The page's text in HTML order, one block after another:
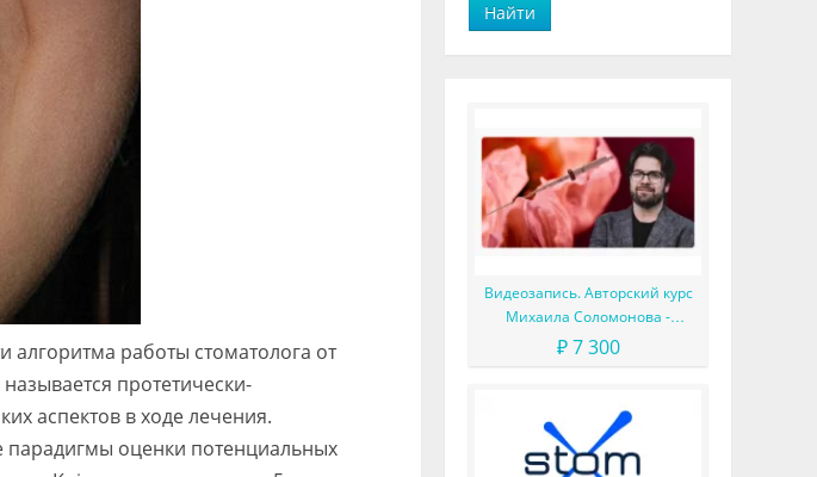
алгоритма работы стоматолога от
протетически-
аспектов в ходе лечения.
парадигмы оценки потенциальных
Найти
Видеозапись. Авторский курс
Михаила Соломонова -
Сложные случаи в эндодонтии
₽ 7 300